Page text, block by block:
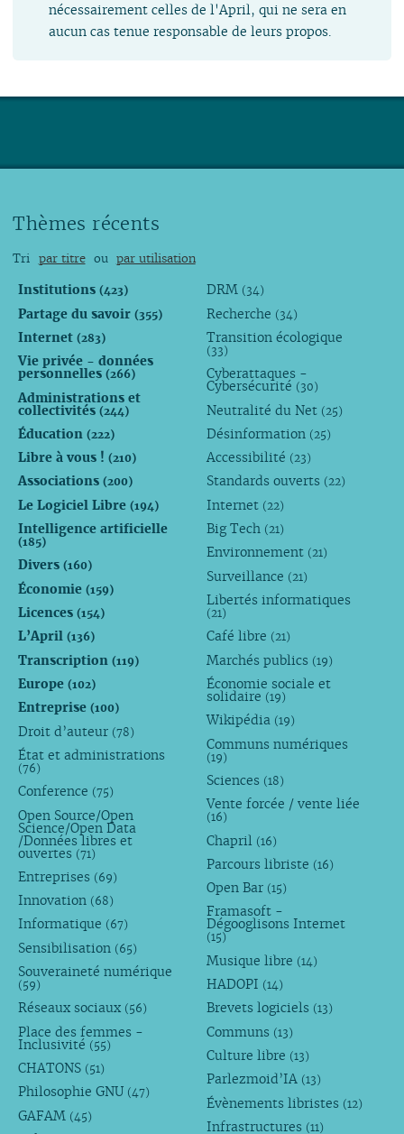
nécessairement celles de l'April, qui ne sera en
aucun cas tenue responsable de leurs propos.
Thèmes récents
Tri par titre ou par utilisation
Institutions (423)
Partage du savoir (355)
Internet (283)
Vie privée - données
personnelles (266)
Administrations et
collectivités (244)
Éducation (222)
Libre à vous ! (210)
Associations (200)
Le Logiciel Libre (194)
Intelligence artificielle
(185)
Divers (160)
Économie (159)
Licences (154)
L’April (136)
Transcription (119)
Europe (102)
Entreprise (100)
Droit d’auteur (78)
État et administrations
(76)
Conference (75)
Open Source/Open
Science/Open Data
/Données libres et
ouvertes (71)
Entreprises (69)
Innovation (68)
Informatique (67)
Sensibilisation (65)
Souveraineté numérique
(59)
Réseaux sociaux (56)
Place des femmes -
Inclusivité (55)
CHATONS (51)
Philosophie GNU (47)
GAFAM (45)
DRM (34)
Recherche (34)
Transition écologique
(33)
Cyberattaques -
Cybersécurité (30)
Neutralité du Net (25)
Désinformation (25)
Accessibilité (23)
Standards ouverts (22)
Internet (22)
Big Tech (21)
Environnement (21)
Surveillance (21)
Libertés informatiques
(21)
Café libre (21)
Marchés publics (19)
Économie sociale et
solidaire (19)
Wikipédia (19)
Communs numériques
(19)
Sciences (18)
Vente forcée / vente liée
(16)
Chapril (16)
Parcours libriste (16)
Open Bar (15)
Framasoft -
Dégooglisons Internet
(15)
Musique libre (14)
HADOPI (14)
Brevets logiciels (13)
Communs (13)
Culture libre (13)
Parlezmoid’IA (13)
Évènements libristes (12)
Infrastructures (11)